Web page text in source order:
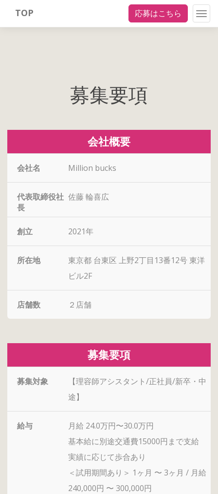
TOP 応募はこちら
募集要項
会社概要
会社名 Million bucks
代表取締役社
長
佐藤 輪喜広
創立 2021年
所在地
東京都 台東区 上野2丁目13番12号 東洋
ビル2F
店舗数 ２店舗
募集要項
募集対象
【理容師アシスタント/正社員/新卒・中
途】
給与
月給 24.0万円〜30.0万円
基本給に別途交通費15000円まで支給
実績に応じて歩合あり
＜試用期間あり＞ 1ヶ月 〜 3ヶ月 / 月給
240,000円 〜 300,000円